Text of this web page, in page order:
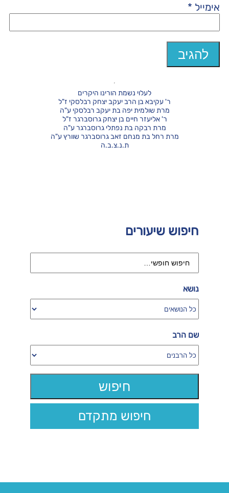
אימייל *
חיפוש שיעורים
נושא
שם הרב
חיפוש מתקדם
לעלוי נשמת הורינו היקרים
ר' עקיבא בן הרב יעקב יצחק רבלסקי ז"ל
מרת שולמית יפה בת יעקב רבלסקי ע"ה
ר' אליעזר חיים בן יצחק גרוסברגר ז"ל
מרת רבקה בת נפתלי גרוסברגר ע"ה
מרת רחל בת מנחם זאב גרוסברגר שוורץ ע"ה
ת.נ.צ.ב.ה